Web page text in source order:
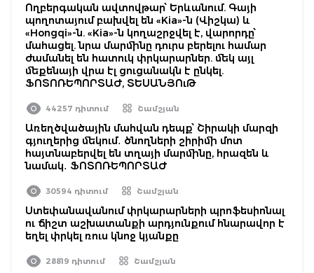
Ողբերգական ավտովթար՝ Երևանում. Գայի
պողոտայում բախվել են «Kia»-ն (Վիշկա) և
«Hongqi»-ն. «Kia»-ն կողաշրջվել է, վարորդը՝
մահացել. նրա մարմինը դուրս բերելու համար
ժամանել են հատուկ փրկարարներ. մեկ այլ
մեքենայի վրա էլ ցուցանակն է ընկել.
ՖՈՏՈՌԵՊՈՐՏԱԺ, ՏԵՍԱՆՅՈւԹ
44257 դիտում Շամշյան
Առեղծվածային մահվան դեպք՝ Շիրակի մարզի
գյուղերից մեկում․ ծնողների շիրիմի մոտ
հայտնաբերվել են տղայի մարմինը, հրազեն և
նամակ․ ՖՈՏՈՌԵՊՈՐՏԱԺ
30594 դիտում Շամշյան
Ստեփանավանում փրկարարների պրոֆեսիոնալ
ու ճիշտ աշխատանքի արդյունքում հնարավոր է
եղել փրկել ռուս կնոջ կյանքը
28819 դիտում Շամշյան